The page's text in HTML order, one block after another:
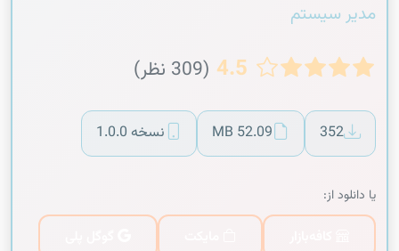
مدیر سیستم
4.5 (309 نظر)
352
52.09 MB نسخه 1.0.0
یا دانلود از: